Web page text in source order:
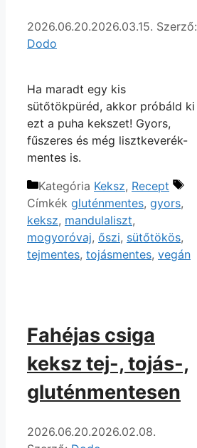
2026.06.20.2026.03.15. Szerző:
Dodo
Ha maradt egy kis
sütőtökpüréd, akkor próbáld ki
ezt a puha kekszet! Gyors,
fűszeres és még lisztkeverék-
mentes is.
Kategória Keksz, Recept
Címkék gluténmentes, gyors,
keksz, mandulaliszt,
mogyoróvaj, őszi, sütőtökös,
tejmentes, tojásmentes, vegán
Fahéjas csiga
keksz tej-, tojás-,
gluténmentesen
2026.06.20.2026.02.08.